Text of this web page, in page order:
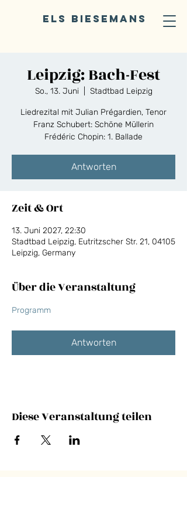
ELS BIESEMANS
Leipzig: Bach-Fest
So., 13. Juni
  |
Stadtbad Leipzig
Liedrezital mit Julian Prégardien, Tenor
Franz Schubert: Schöne Müllerin
Frédéric Chopin: 1. Ballade
Antworten
Zeit & Ort
13. Juni 2027, 22:30
Stadtbad Leipzig, Eutritzscher Str. 21, 04105
Leipzig, Germany
Über die Veranstaltung
Programm
Antworten
Diese Veranstaltung teilen